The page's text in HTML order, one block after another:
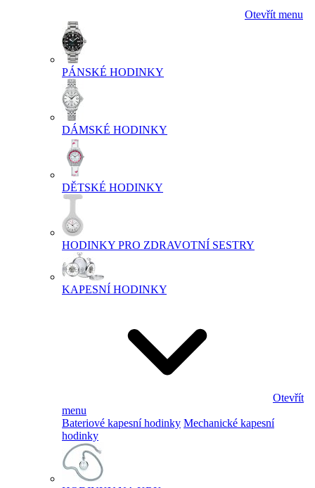
Otevřít menu
PÁNSKÉ HODINKY
DÁMSKÉ HODINKY
DĚTSKÉ HODINKY
HODINKY PRO ZDRAVOTNÍ SESTRY
KAPESNÍ HODINKY
Otevřít
menu
Bateriové kapesní hodinky Mechanické kapesní
hodinky